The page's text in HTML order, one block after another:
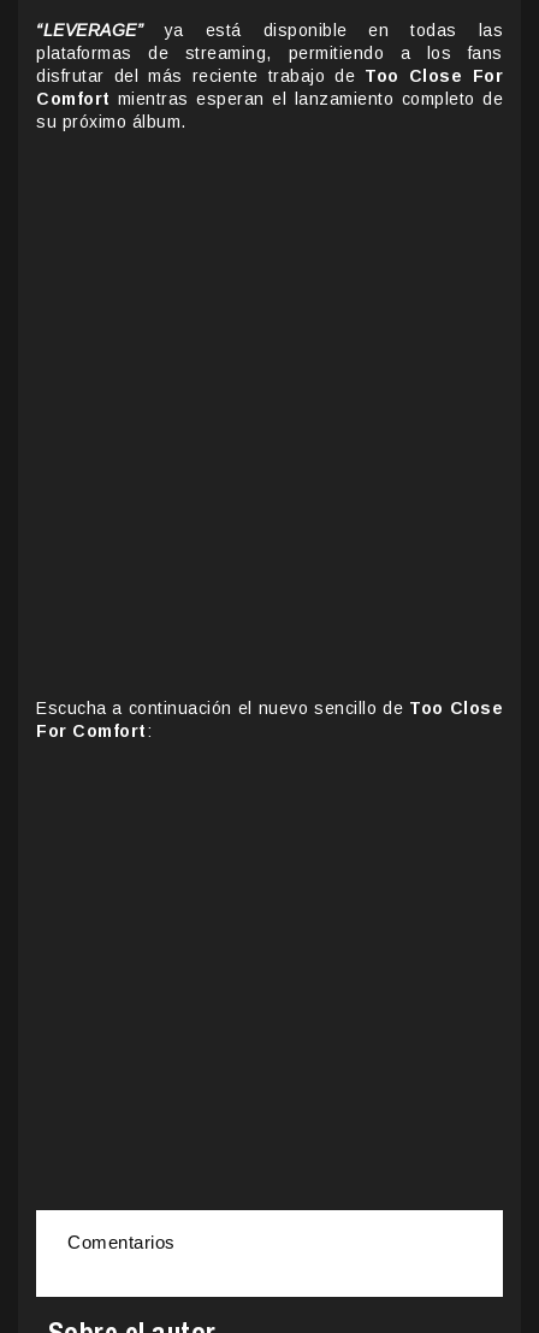
“LEVERAGE”ya está disponible en todas las
plataformas de streaming, permitiendo a los fans
disfrutar del más reciente trabajo de Too Close For
Comfort mientras esperan el lanzamiento completo de
su próximo álbum.
Escucha a continuación el nuevo sencillo de Too Close
For Comfort:
Comentarios